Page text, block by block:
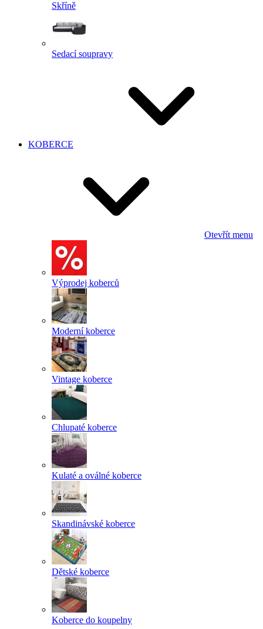
Skříně
Sedací soupravy
KOBERCE
Otevřít menu
Výprodej koberců
Moderní koberce
Vintage koberce
Chlupaté koberce
Kulaté a oválné koberce
Skandinávské koberce
Dětské koberce
Koberce do koupelny